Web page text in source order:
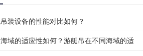
装设备的性能对比如何？
域的适应性如何？游艇吊在不同海域的适